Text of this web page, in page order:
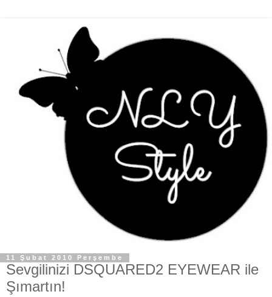
11 Şubat 2010 Perşembe
Sevgilinizi DSQUARED2 EYEWEAR ile
Şımartın!